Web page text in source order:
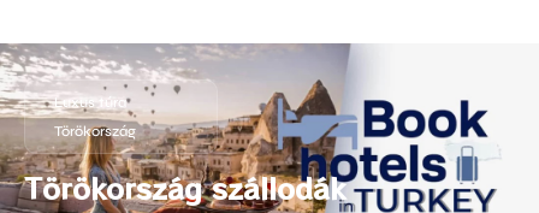
Luxus túra
Törökország
Törökország szállodák